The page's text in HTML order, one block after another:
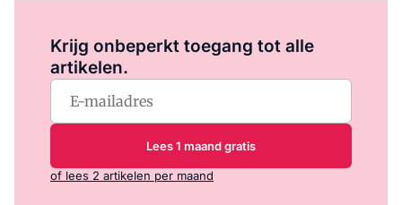
Krijg onbeperkt toegang tot alle
artikelen.
Lees 1 maand gratis
of lees 2 artikelen per maand